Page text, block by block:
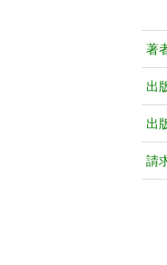
著
出
出
請